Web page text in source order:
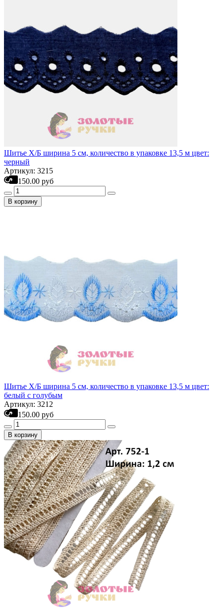
Шитье Х/Б ширина 5 см, количество в упаковке 13,5 м цвет:
черный
Артикул: 3215
150.00 руб
В корзину
Шитье Х/Б ширина 5 см, количество в упаковке 13,5 м цвет:
белый с голубым
Артикул: 3212
150.00 руб
В корзину